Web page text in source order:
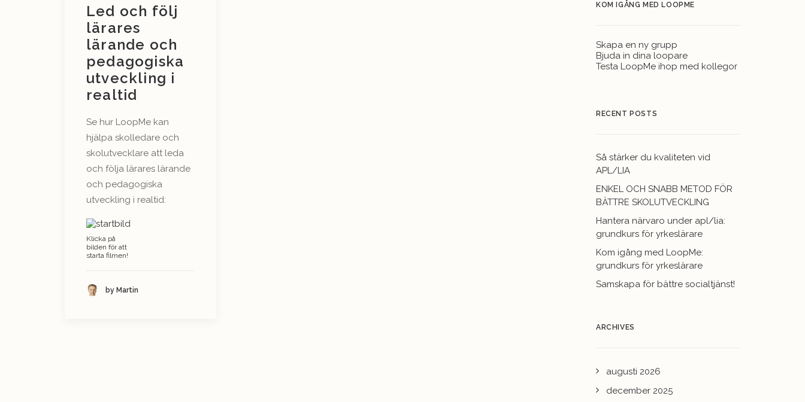
Led och följ
lärares
lärande och
pedagogiska
utveckling i
realtid
Se hur LoopMe kan
hjälpa skolledare och
skolutvecklare att leda
och följa lärares lärande
och pedagogiska
utveckling i realtid:
Klicka på
bilden för att
starta filmen!
by Martin
KOM IGÅNG MED LOOPME
Skapa en ny grupp
Bjuda in dina loopare
Testa LoopMe ihop med kollegor
RECENT POSTS
Så stärker du kvaliteten vid
APL/LIA
ENKEL OCH SNABB METOD FÖR
BÄTTRE SKOLUTVECKLING
Hantera närvaro under apl/lia:
grundkurs för yrkeslärare
Kom igång med LoopMe:
grundkurs för yrkeslärare
Samskapa för bättre socialtjänst!
ARCHIVES
augusti 2026
december 2025